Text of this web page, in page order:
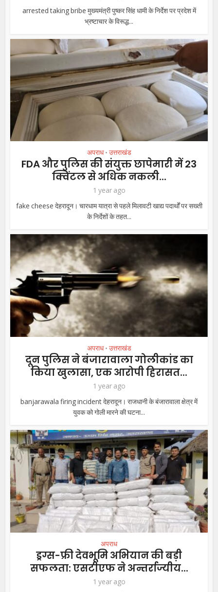
arrested taking bribe मुख्यमंत्री पुष्कर सिंह धामी के निर्देश पर प्रदेश में
भ्रष्टाचार के विरूद्ध...
अपराध • उत्तराखंड
FDA और पुलिस की संयुक्त छापेमारी में 23
क्विंटल से अधिक नकली...
1 year ago
fake cheese देहरादून। चारधाम यात्रा से पहले मिलावटी खाद्य पदार्थों पर सख्ती
के निर्देशों के तहत...
अपराध • उत्तराखंड
दून पुलिस ने बंजारावाला गोलीकांड का
किया खुलासा, एक आरोपी हिरासत...
1 year ago
banjarawala firing incident देहरादून। राजधानी के बंजारावाला क्षेत्र में
युवक को गोली मारने की घटना...
अपराध
ड्रग्स-फ्री देवभूमि अभियान की बड़ी
सफलता: एसटीएफ ने अन्तर्राज्यीय...
1 year ago